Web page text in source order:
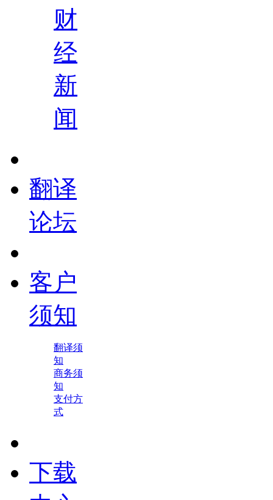
财
经
新
闻
翻译
论坛
客户
须知
翻译须
知
商务须
知
支付方
式
下载